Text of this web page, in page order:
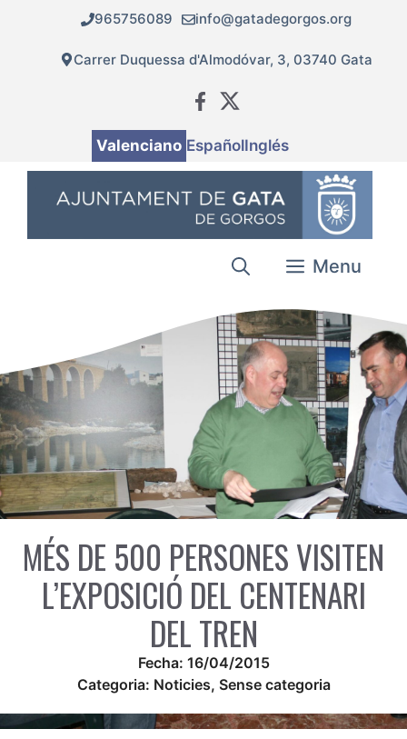
contingut
965756089 info@gatadegorgos.org
Carrer Duquessa d'Almodóvar, 3, 03740 Gata
Valenciano EspañolInglés
Menu
MÉS DE 500 PERSONES VISITEN
L’EXPOSICIÓ DEL CENTENARI
DEL TREN
Fecha: 16/04/2015
Categoria: Noticies, Sense categoria